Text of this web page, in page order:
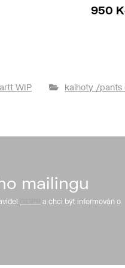
950
WIP kalhoty /pants
mailingu
a chci být informován o